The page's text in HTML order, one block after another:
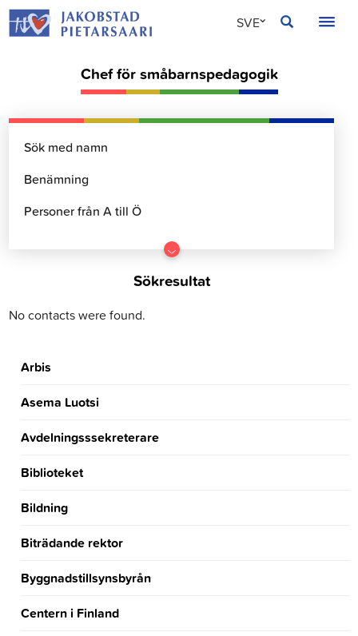
Hoppa
till
SVE
ENG
Chef för småbarnspedagogik
Gå
till
resultater
Sökresultat
No contacts were found.
Arbis
Asema Luotsi
Avdelningsssekreterare
Biblioteket
Bildning
Biträdande rektor
Byggnadstillsynsbyrån
Centern i Finland